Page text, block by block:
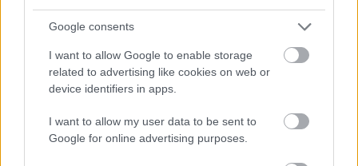
Google consents
I want to allow Google to enable storage
related to advertising like cookies on web or
device identifiers in apps.
I want to allow my user data to be sent to
Google for online advertising purposes.